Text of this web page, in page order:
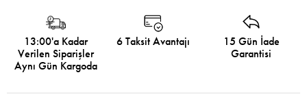
13:00'a Kadar
Verilen Siparişler
Aynı Gün Kargoda
6 Taksit Avantajı
15 Gün İade
Garantisi